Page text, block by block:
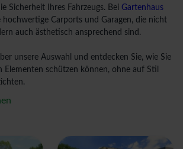
Sicherheit Ihres Fahrzeugs. Bei Gartenhaus
hochwertige Carports und Garagen, die nicht
auch ästhetisch ansprechend sind.
unsere Auswahl und entdecken Sie, wie Sie
Elementen schützen können, ohne auf Stil